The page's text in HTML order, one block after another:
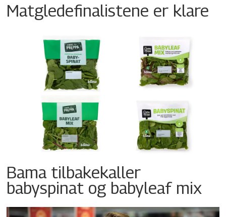
Matgledefinalistene er klare
Bama tilbakekaller
babyspinat og babyleaf mix